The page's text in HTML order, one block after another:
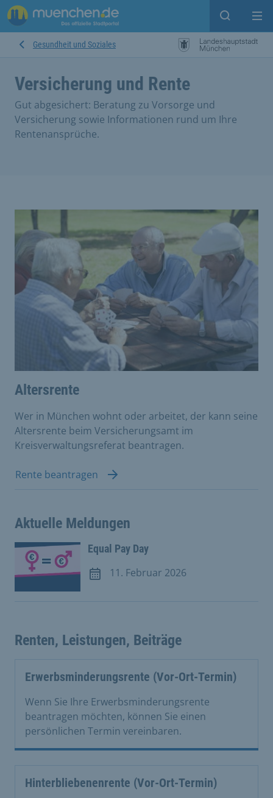
Suche
Gesundheit und Soziales
Versicherung und Rente
Gut abgesichert: Beratung zu Vorsorge und
Versicherung sowie Informationen rund um Ihre
Rentenansprüche.
Altersrente
Wer in München wohnt oder arbeitet, der kann seine
Altersrente beim Versicherungsamt im
Kreisverwaltungsreferat beantragen.
Rente beantragen
Aktuelle Meldungen
Equal Pay Day
Meldung vom 11. Februar 2026
11. Februar 2026
Renten, Leistungen, Beiträge
Erwerbsminderungsrente (Vor-Ort-Termin)
Wenn Sie Ihre Erwerbsminderungsrente
beantragen möchten, können Sie einen
persönlichen Termin vereinbaren.
Hinterbliebenenrente (Vor-Ort-Termin)